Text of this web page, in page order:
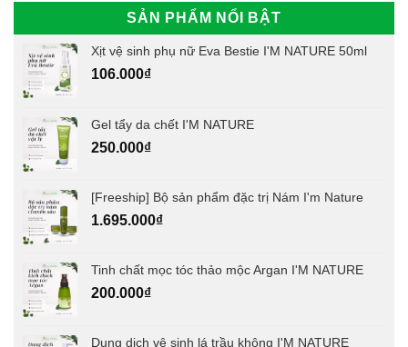
SẢN PHẨM NỔI BẬT
Xịt vệ sinh phụ nữ Eva Bestie I'M NATURE 50ml
106.000₫
Gel tẩy da chết I'M NATURE
250.000₫
[Freeship] Bộ sản phẩm đặc trị Nám I'm Nature
1.695.000₫
Tinh chất mọc tóc thảo mộc Argan I'M NATURE
200.000₫
Dung dịch vệ sinh lá trầu không I'M NATURE